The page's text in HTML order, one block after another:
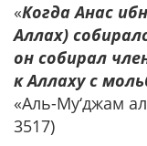
«Когда Анас
Аллах)
он собирал
к Аллаху с
«Аль-Му‘джам
3517)